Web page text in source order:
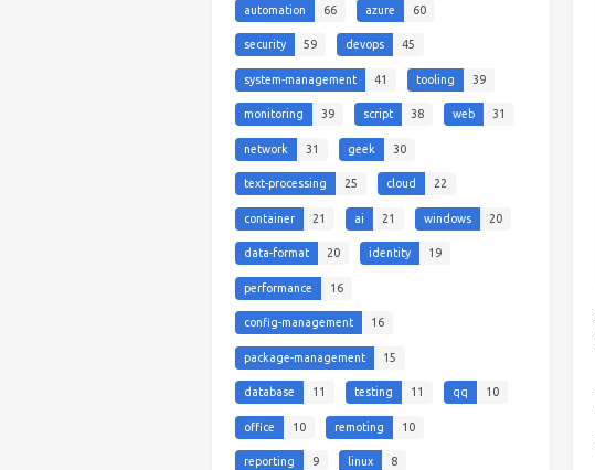
automation 66 azure 60
security 59 devops 45
system-management 41 tooling 39
monitoring 39 script 38 web 31
network 31 geek 30
text-processing 25 cloud 22
container 21 ai 21 windows 20
data-format 20 identity 19
performance 16
config-management 16
package-management 15
database 11 testing 11 qq 10
office 10 remoting 10
reporting 9 linux 8